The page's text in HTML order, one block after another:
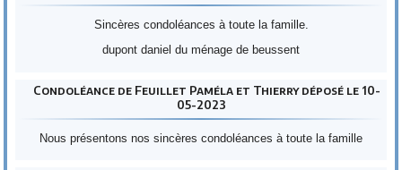
Sincères condoléances à toute la famille.
dupont daniel du ménage de beussent
Condoléance de Feuillet Paméla et Thierry déposé le 10-
05-2023
Nous présentons nos sincères condoléances à toute la famille